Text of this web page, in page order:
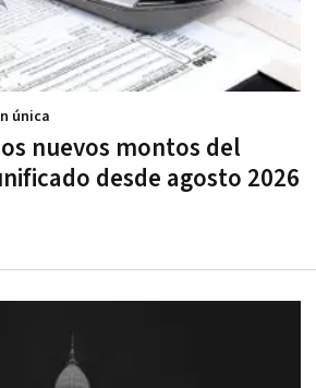
nuevos montos del
desde agosto 2026
única